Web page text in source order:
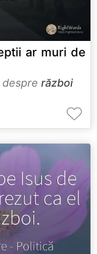
ar muri de
despre război